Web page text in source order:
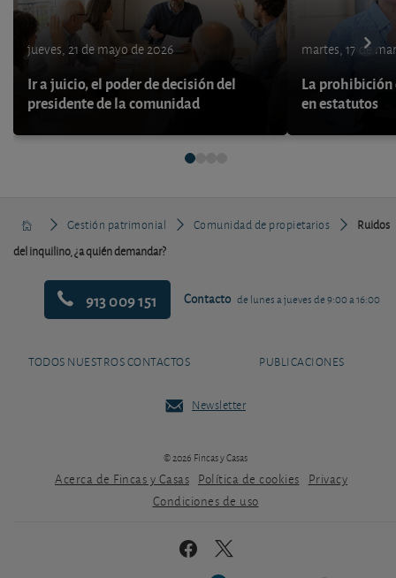
jueves, 21 de mayo de 2026
Ir a juicio, el poder de decisión del
presidente de la comunidad
martes, 17 de
La
en estatutos
Gestión patrimonial Comunidad de propietarios
Ruidos
del inquilino, ¿a quién demandar?
913 009 151 Contacto de lunes a jueves de 9:00 a 16:00
TODOS NUESTROS CONTACTOS PUBLICACIONES
Newsletter
© 2026 Fincas y Casas
Acerca de Fincas y Casas Política de cookies
Privacy
Condiciones de uso